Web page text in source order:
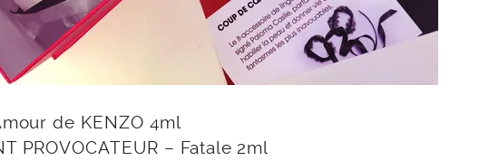
de KENZO 4ml
PROVOCATEUR – Fatale 2ml